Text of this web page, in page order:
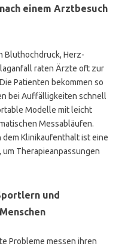
einem Arztbesuch
Bluthochdruck, Herz-
raten Ärzte oft zur
Patienten bekommen so
bei Auffälligkeiten schnell
Modelle mit leicht
Messabläufen.
dem Klinikaufenthalt ist eine
Therapieanpassungen
und
Probleme messen ihren